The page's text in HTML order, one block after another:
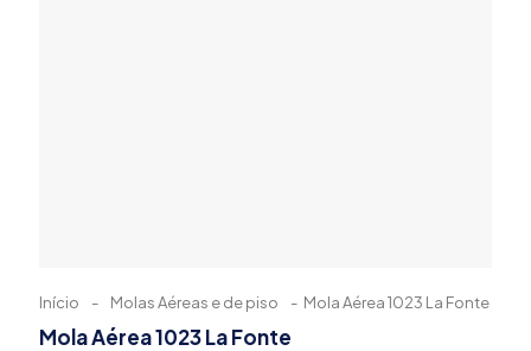
Início - Molas Aéreas e de piso - Mola Aérea 1023 La Fonte
Mola Aérea 1023 La Fonte